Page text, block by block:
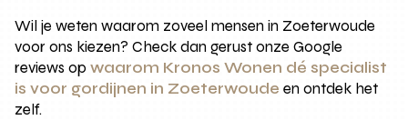
Wil je weten waarom zoveel mensen in Zoeterwoude
voor ons kiezen? Check dan gerust onze Google
reviews opwaarom Kronos Wonen dé specialist
is voor gordijnen in Zoeterwoude en ontdek het
zelf.